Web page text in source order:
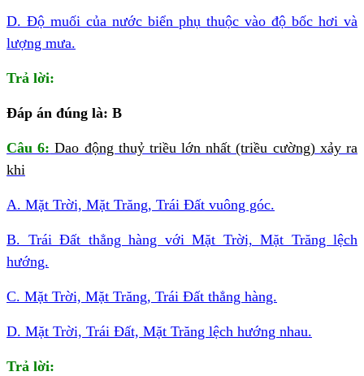
D. Độ muối của nước biển phụ thuộc vào độ bốc hơi và
lượng mưa.
Trả lời:
Đáp án đúng là: B
Câu 6: Dao động thuỷ triều lớn nhất (triều cường) xảy ra
khi
A. Mặt Trời, Mặt Trăng, Trái Đất vuông góc.
B. Trái Đất thẳng hàng với Mặt Trời, Mặt Trăng lệch
hướng.
C. Mặt Trời, Mặt Trăng, Trái Đất thẳng hàng.
D. Mặt Trời, Trái Đất, Mặt Trăng lệch hướng nhau.
Trả lời: